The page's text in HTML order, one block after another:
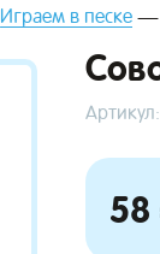
Играем в песке
58